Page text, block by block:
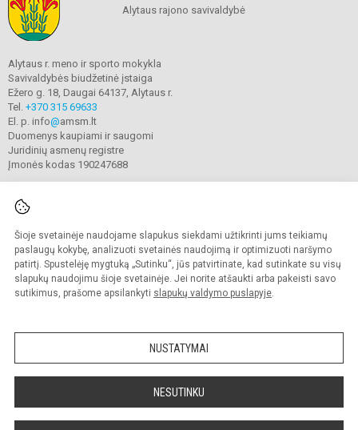
Šioje svetainėje naudojame slapukus siekdami užtikrinti jums teikiamų
paslaugų kokybę, analizuoti svetainės naudojimą ir optimizuoti naršymo
patirtį. Spustelėję mygtuką „Sutinku“, jūs patvirtinate, kad sutinkate su visų
slapukų naudojimu šioje svetainėje. Jei norite atšaukti arba pakeisti savo
sutikimus, prašome apsilankyti slapukų valdymo puslapyje.
NUSTATYMAI
NESUTINKU
Alytaus rajono savivaldybė
Alytaus r. meno ir sporto mokykla
Savivaldybės biudžetinė įstaiga
Ežero g. 18, Daugai 64137, Alytaus r.
Tel. +370 315 69633
El. p. info@amsm.lt
Duomenys kaupiami ir saugomi
Juridinių asmenų registre
Įmonės kodas 190247688
© 2020. Alytaus r. meno ir sporto mokykla. Visos teisės saugomos.
Kopijuoti turinį be raštiško mokyklos sutikimo griežtai draudžiama.
Prieinamumo paraiška Slapukų valdymas
Sumanus būdas atnaujinti